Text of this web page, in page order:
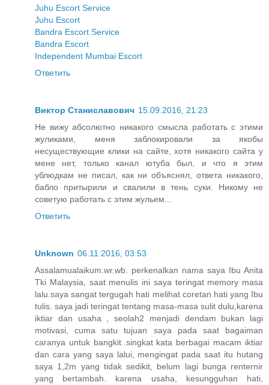
Juhu Escort Service
Juhu Escort
Bandra Escort Service
Bandra Escort
Independent Mumbai Escort
Ответить
Виктор Станиславович 15.09.2016, 21:23
Не вижу абсолютно никакого смысла работать с этими
жуликами, меня заблокировали за якобы
несуществующие клики на сайте, хотя никакого сайта у
мене нет, только канал ютуба был, и что я этим
ублюдкам не писал, как ни объяснял, ответа никакого,
бабло притырили и свалили в тень суки. Никому не
советую работать с этим жульем...
Ответить
Unknown 06.11.2016, 03:53
Assalamualaikum.wr.wb. perkenalkan nama saya Ibu Anita
Tki Malaysia, saat menulis ini saya teringat memory masa
lalu.saya sangat tergugah hati melihat coretan hati yang Ibu
tulis. saya jadi teringat tentang masa-masa sulit dulu,karena
iktiar dan usaha , seolah2 menjadi dendam bukan lagi
motivasi, cuma satu tujuan saya pada saat bagaiman
caranya untuk bangkit..singkat kata berbagai macam iktiar
dan cara yang saya lalui, mengingat pada saat itu hutang
saya 1,2m yang tidak sedikit, belum lagi bunga renternir
yang bertambah. karena usaha, kesungguhan hati,